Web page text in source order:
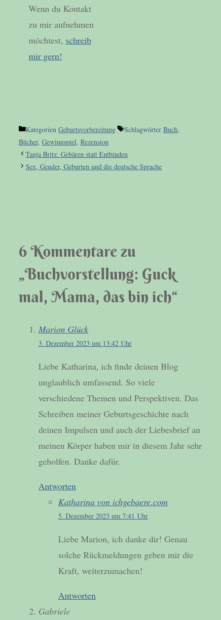
Wenn du Kontakt
zu mir aufnehmen
möchtest, schreib
mir gern!
Kategorien Geburtsvorbereitung Schlagwörter Buch,
Bücher, Gewinnspiel, Rezension
Tanja Britz: Gebären statt Entbinden
Sex, Gender, Geburten und die deutsche Sprache
6 Kommentare zu
„Buchvorstellung: Guck
mal, Mama, das bin ich“
Marion Glück
3. Dezember 2023 um 13:42 Uhr
Liebe Katharina, ich finde deinen Blog
unglaublich umfassend. So viele
verschiedene Themen und Perspektiven. Das
Schreiben meiner Geburtsgeschichte nach
deinen Impulsen und auch der Liebesbrief an
meinen Körper haben mir in diesem Jahr sehr
geholfen. Danke dafür.
Antworten
Katharina von ichgebaere.com
5. Dezember 2023 um 7:41 Uhr
Liebe Marion, ich danke dir! Genau
solche Rückmeldungen geben mir die
Kraft, weiterzumachen!
Antworten
Gabriele